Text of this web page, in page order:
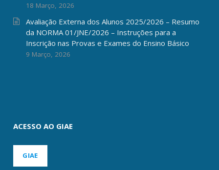
18 Março, 2026
Avaliação Externa dos Alunos 2025/2026 – Resumo
da NORMA 01/JNE/2026 – Instruções para a
Inscrição nas Provas e Exames do Ensino Básico
9 Março, 2026
ACESSO AO GIAE
GIAE